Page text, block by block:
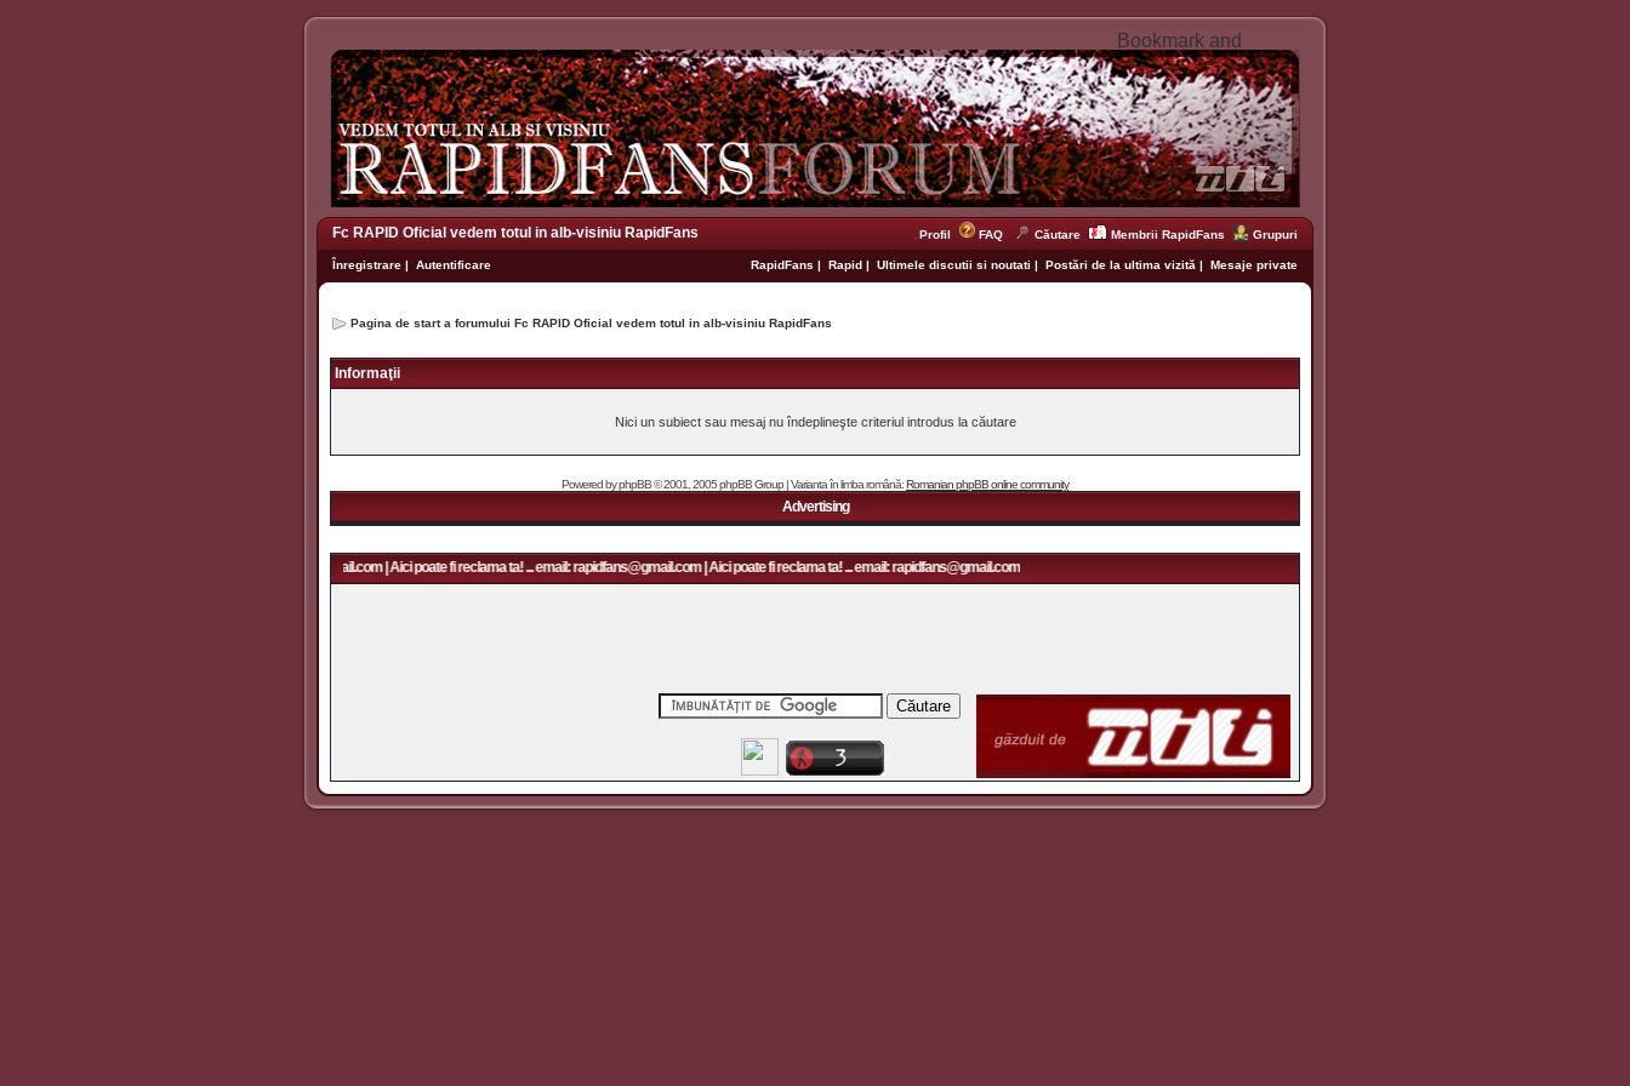
Fc RAPID Oficial vedem totul in alb-visiniu RapidFans Profil FAQ Căutare Membrii RapidFans Grupuri
Înregistrare | Autentificare RapidFans | Rapid | Ultimele discutii si noutati | Postări de la ultima vizită | Mesaje private
Pagina de start a forumului Fc RAPID Oficial vedem totul in alb-visiniu RapidFans
Informaţii
Nici un subiect sau mesaj nu îndeplineşte criteriul introdus la căutare
Powered byphpBB© 2001, 2005 phpBB Group | Varianta în limba română:Romanian phpBB online community
Advertising
Aici poate fi reclama ta! ... email: rapidfans@gmail.com | Aici poate fi reclama ta! ... email: rapidfans@gmail.com | Aici poate fi reclama ta! ... email: rapidfans@gmail.com